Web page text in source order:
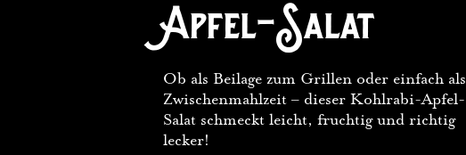
Apfel-Salat
Ob als Beilage zum Grillen oder einfach als
Zwischenmahlzeit – dieser Kohlrabi-Apfel-
Salat schmeckt leicht, fruchtig und richtig
lecker!